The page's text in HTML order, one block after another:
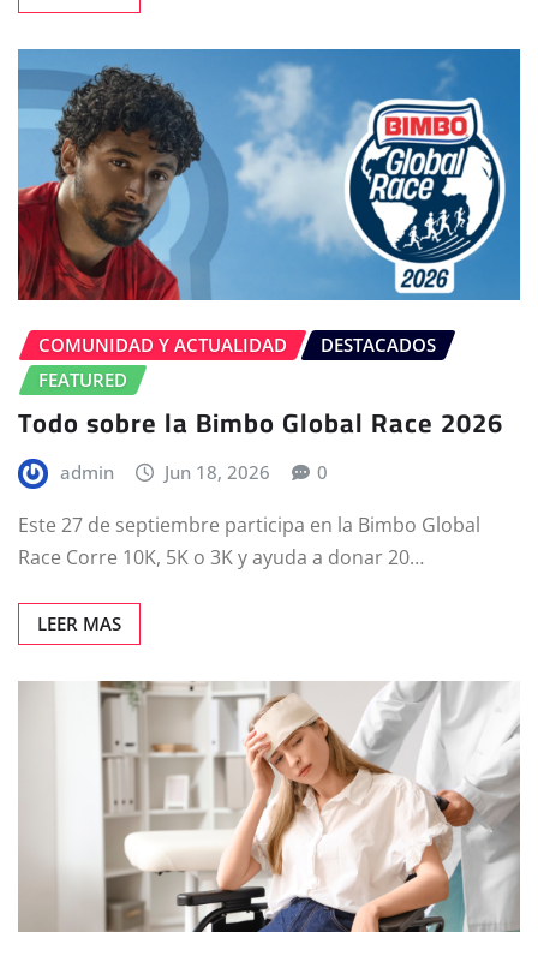
COMUNIDAD Y ACTUALIDAD
DESTACADOS
FEATURED
Todo sobre la Bimbo Global Race 2026
admin Jun 18, 2026 0
Este 27 de septiembre participa en la Bimbo Global
Race Corre 10K, 5K o 3K y ayuda a donar 20…
LEER MAS